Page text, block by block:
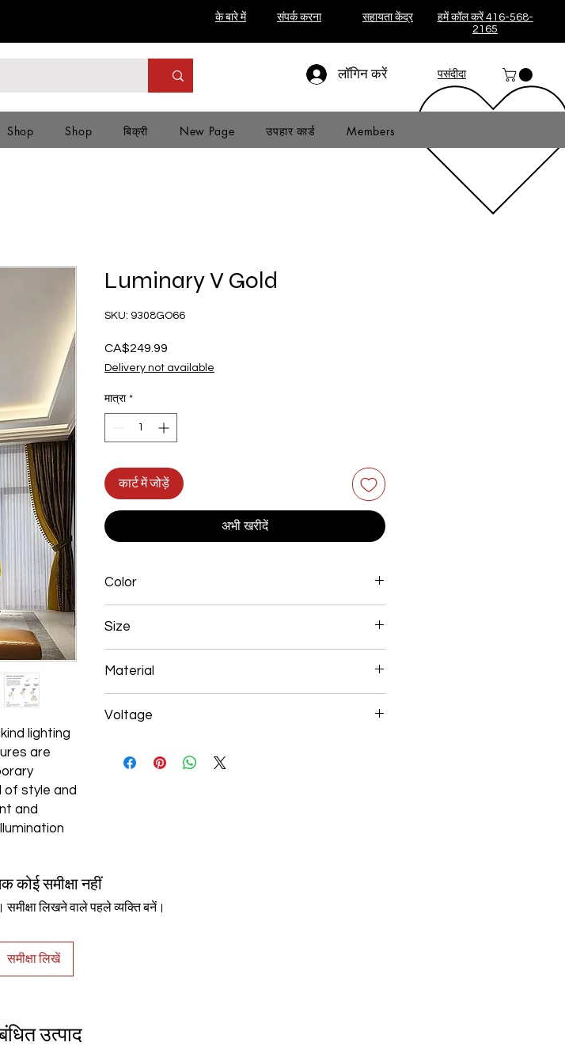
के बारे में संपर्क करना सहायता केंद्र
हमें कॉल करें 416-568-
2165
लॉगिन करें पसंदीदा
Shop Shop बिक्री New Page उपहार कार्ड Members
lighting
are
of style and
and
Luminary V Gold
SKU: 9308GO66
CA$249.99
Delivery not available
मात्रा *
कार्ट में जोड़ें
अभी खरीदें
Color
Size
Material
Voltage
कोई समीक्षा नहीं
लिखने वाले पहले व्यक्ति बनें।
समीक्षा लिखें
उत्पाद